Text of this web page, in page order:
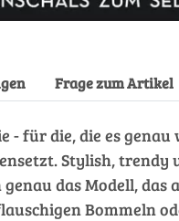
Frage zum Artikel
- für die, die es
Stylish,
genau das Modell,
Bommeln